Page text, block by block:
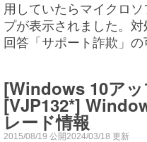
用していたらマイクロ
プが表示されました。
回答「サポート詐欺」
[Windows 10ア
[VJP132*]
レード情報
2015/08/19 公開2024/03/18 更新